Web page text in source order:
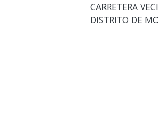
CARRETERA
DISTRITO DE